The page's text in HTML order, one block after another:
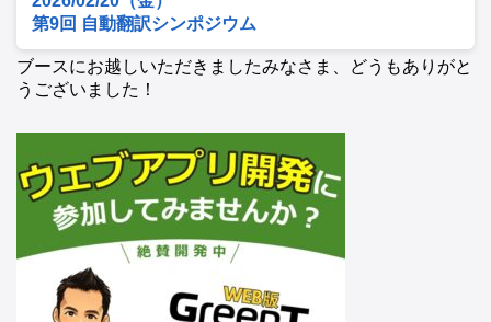
第9回 自動翻訳シンポジウム
ブースにお越しいただきましたみなさま、どうもありがと
うございました！